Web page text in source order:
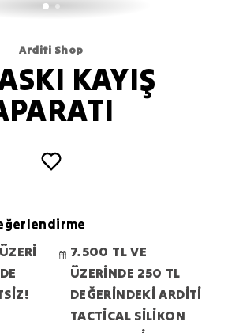
Arditi Shop
KAYIŞ
7.500 TL VE
ÜZERİNDE 250 TL
DEĞERİNDEKİ ARDİTİ
TACTİCAL SİLİKON